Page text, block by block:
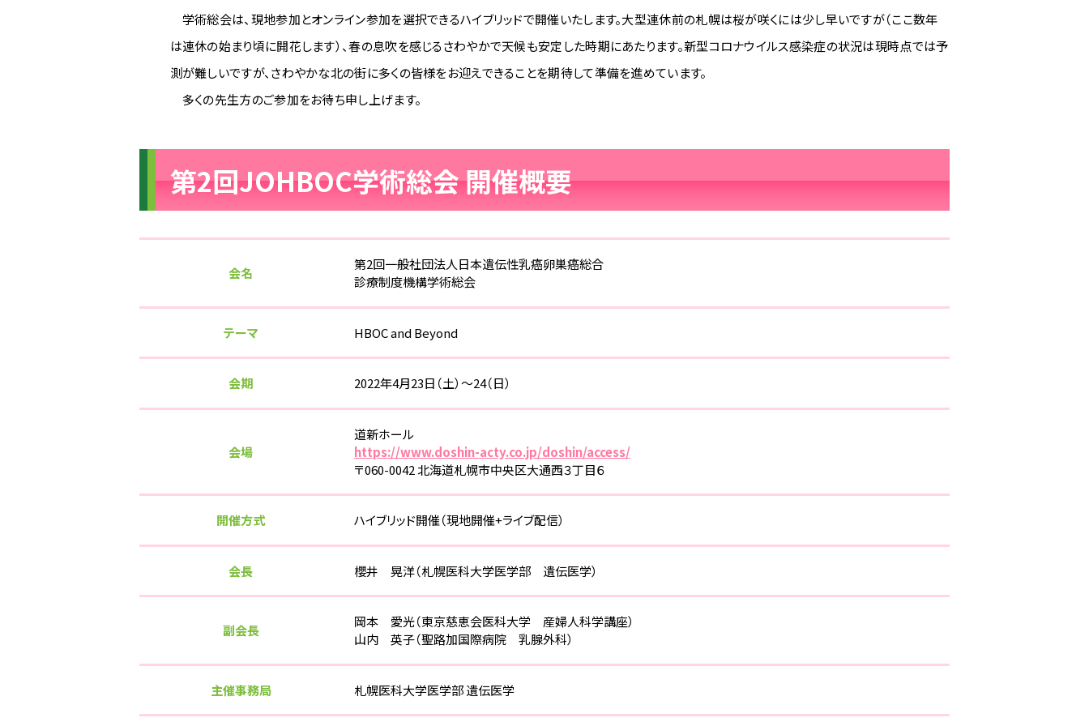
学術総会は、現地参加とオンライン参加を選択できるハイブリッドで開催いたします。大型連休前の札幌は桜が咲くには少し早いですが（ここ数年
は連休の始まり頃に開花します）、春の息吹を感じるさわやかで天候も安定した時期にあたります。新型コロナウイルス感染症の状況は現時点では予
測が難しいですが、さわやかな北の街に多くの皆様をお迎えできることを期待して準備を進めています。
多くの先生方のご参加をお待ち申し上げます。
第2回JOHBOC学術総会開催概要
会名
第2回一般社団法人日本遺伝性乳癌卵巣癌総合
診療制度機構学術総会
テーマ ​HBOC and Beyond
会期 2022年4月23日（土）～24（日）
会場
道新ホール
https://www.doshin-acty.co.jp/doshin/access/
​​〒060-0042 北海道札幌市中央区大通西３丁目６
開催方式 ハイブリッド開催（現地開催+ライブ配信）
会長 櫻井 晃洋（札幌医科大学医学部 遺伝医学）
副会長
岡本 愛光（東京慈恵会医科大学 産婦人科学講座）
山内 英子（聖路加国際病院 乳腺外科）
主催事務局 札幌医科大学医学部 遺伝医学